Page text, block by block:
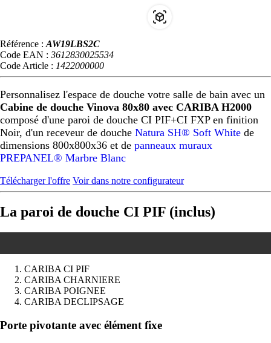
Référence : AW19LBS2C
Code EAN : 3612830025534
Code Article : 1422000000
Personnalisez l'espace de douche votre salle de bain avec un
Cabine de douche Vinova 80x80 avec CARIBA H2000
composé d'une paroi de douche CI PIF+CI FXP en finition
Noir, d'un receveur de douche Natura SH® Soft White de
dimensions 800x800x36 et de panneaux muraux
PREPANEL® Marbre Blanc
Télécharger l'offre Voir dans notre configurateur
La paroi de douche CI PIF (inclus)
CARIBA CI PIF
CARIBA CHARNIERE
CARIBA POIGNEE
CARIBA DECLIPSAGE
Précédent
Suivant
Porte pivotante avec élément fixe